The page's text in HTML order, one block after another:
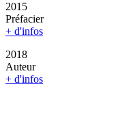
2015
Préfacier
+ d'infos
2018
Auteur
+ d'infos